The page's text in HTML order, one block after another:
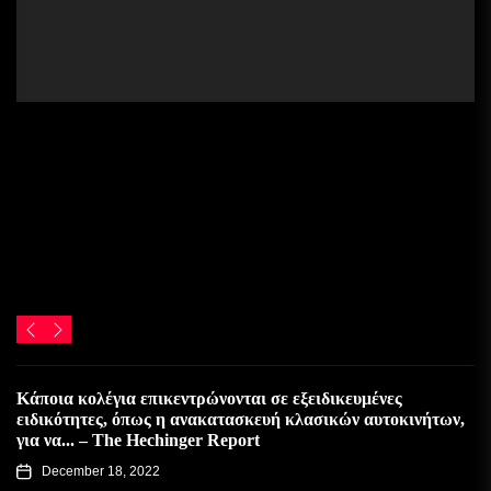
Κάποια κολέγια επικεντρώνονται σε εξειδικευμένες
ειδικότητες, όπως η ανακατασκευή κλασικών αυτοκινήτων,
για να... – The Hechinger Report
December 18, 2022